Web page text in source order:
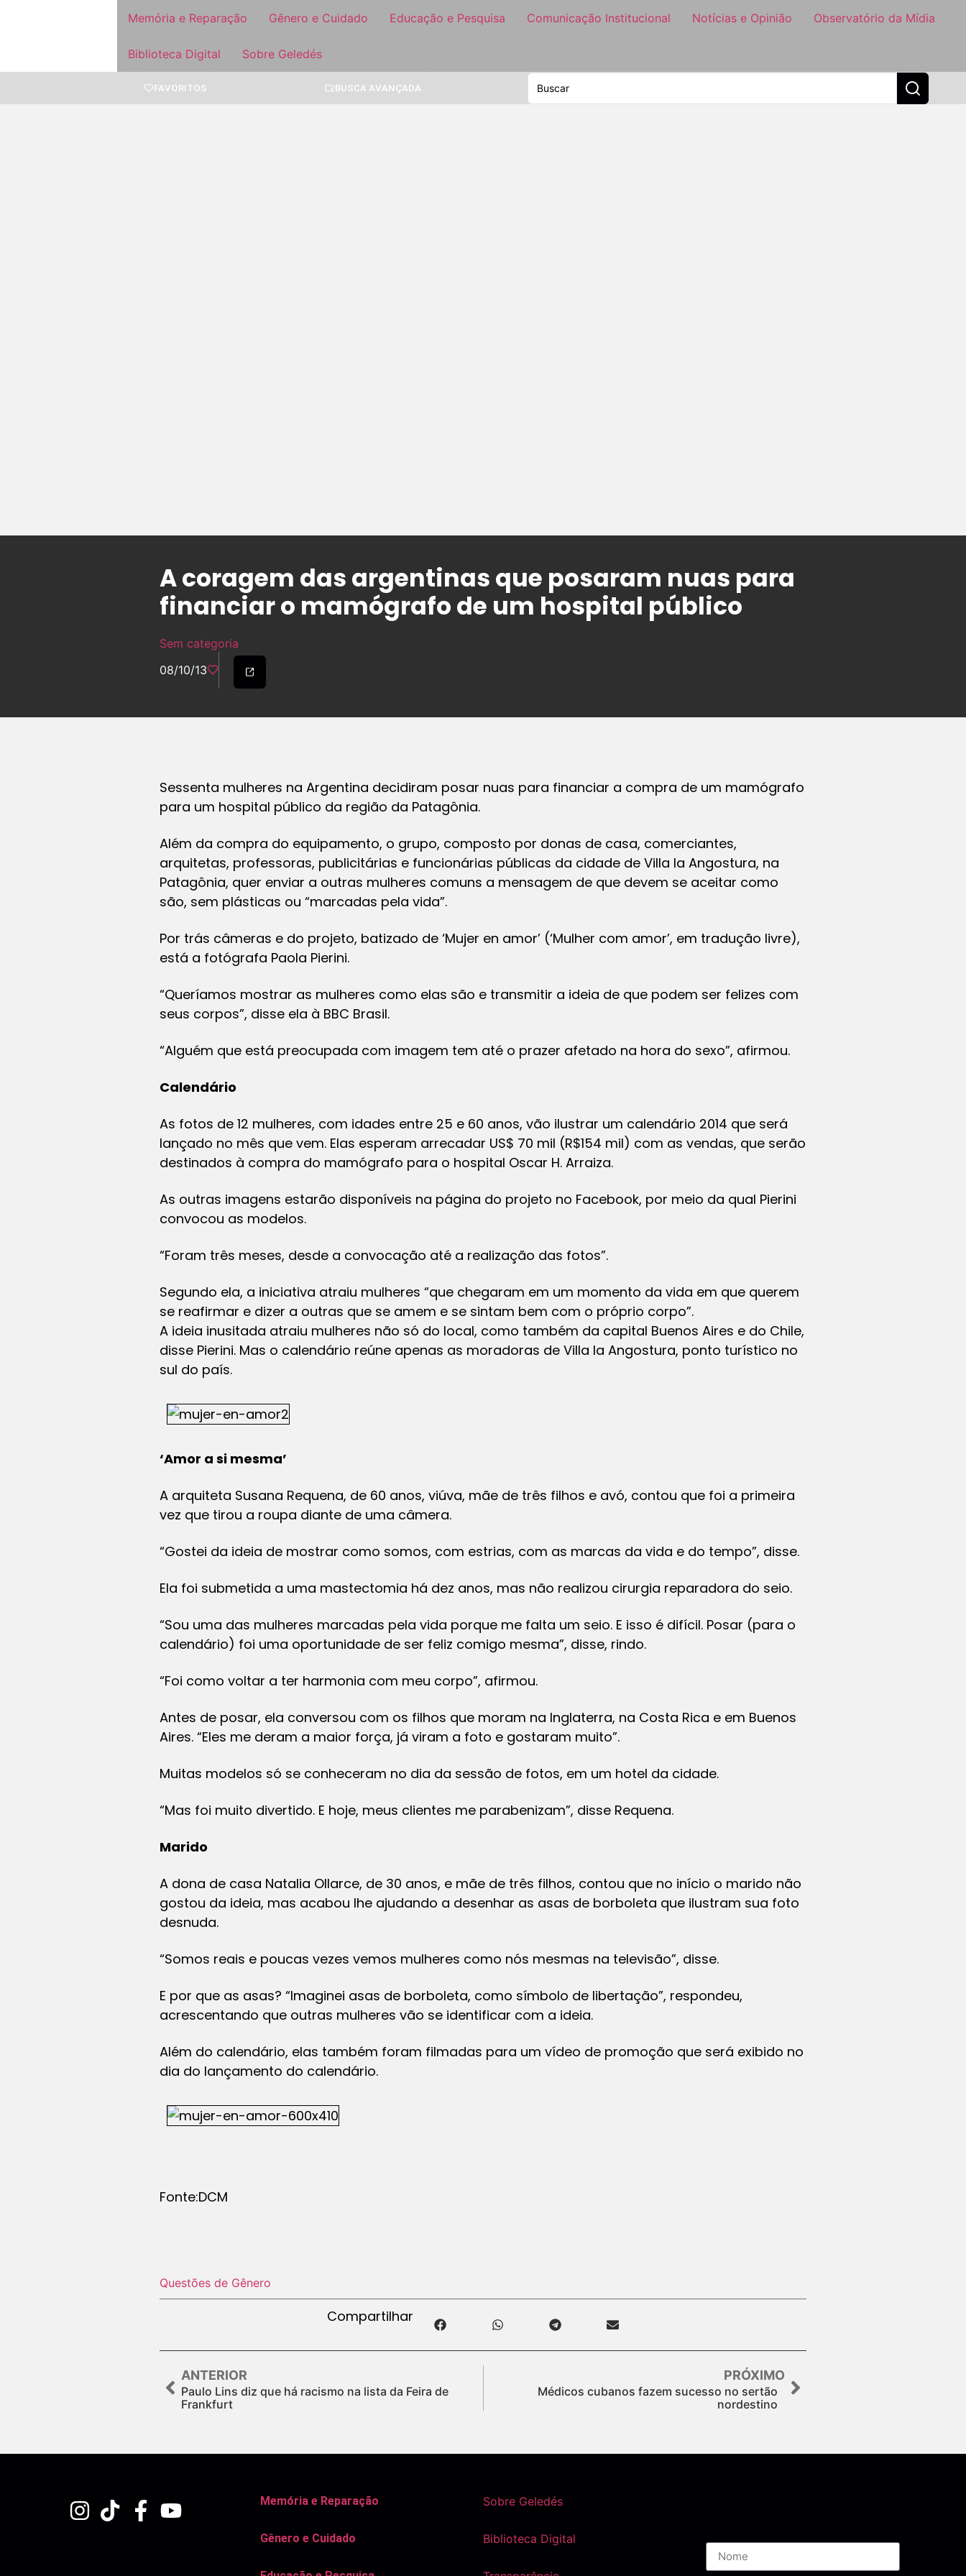
Memória e Reparação Gênero e Cuidado Educação e Pesquisa Comunicação Institucional Notícias e Opinião Observatório da Mídia
Biblioteca Digital Sobre Geledés
FAVORITOS BUSCA AVANÇADA
A coragem das argentinas que posaram nuas para
financiar o mamógrafo de um hospital público
Sem categoria
08/10/13
Sessenta mulheres na Argentina decidiram posar nuas para financiar a compra de um mamógrafo
para um hospital público da região da Patagônia.
Além da compra do equipamento, o grupo, composto por donas de casa, comerciantes,
arquitetas, professoras, publicitárias e funcionárias públicas da cidade de Villa la Angostura, na
Patagônia, quer enviar a outras mulheres comuns a mensagem de que devem se aceitar como
são, sem plásticas ou “marcadas pela vida”.
Por trás câmeras e do projeto, batizado de ‘Mujer en amor’ (‘Mulher com amor’, em tradução livre),
está a fotógrafa Paola Pierini.
“Queríamos mostrar as mulheres como elas são e transmitir a ideia de que podem ser felizes com
seus corpos”, disse ela à BBC Brasil.
“Alguém que está preocupada com imagem tem até o prazer afetado na hora do sexo”, afirmou.
Calendário
As fotos de 12 mulheres, com idades entre 25 e 60 anos, vão ilustrar um calendário 2014 que será
lançado no mês que vem. Elas esperam arrecadar US$ 70 mil (R$154 mil) com as vendas, que serão
destinados à compra do mamógrafo para o hospital Oscar H. Arraiza.
As outras imagens estarão disponíveis na página do projeto no Facebook, por meio da qual Pierini
convocou as modelos.
“Foram três meses, desde a convocação até a realização das fotos”.
Segundo ela, a iniciativa atraiu mulheres “que chegaram em um momento da vida em que querem
se reafirmar e dizer a outras que se amem e se sintam bem com o próprio corpo”.
A ideia inusitada atraiu mulheres não só do local, como também da capital Buenos Aires e do Chile,
disse Pierini. Mas o calendário reúne apenas as moradoras de Villa la Angostura, ponto turístico no
sul do país.
‘Amor a si mesma’
A arquiteta Susana Requena, de 60 anos, viúva, mãe de três filhos e avó, contou que foi a primeira
vez que tirou a roupa diante de uma câmera.
“Gostei da ideia de mostrar como somos, com estrias, com as marcas da vida e do tempo”, disse.
Ela foi submetida a uma mastectomia há dez anos, mas não realizou cirurgia reparadora do seio.
“Sou uma das mulheres marcadas pela vida porque me falta um seio. E isso é difícil. Posar (para o
calendário) foi uma oportunidade de ser feliz comigo mesma”, disse, rindo.
“Foi como voltar a ter harmonia com meu corpo”, afirmou.
Antes de posar, ela conversou com os filhos que moram na Inglaterra, na Costa Rica e em Buenos
Aires. “Eles me deram a maior força, já viram a foto e gostaram muito”.
Muitas modelos só se conheceram no dia da sessão de fotos, em um hotel da cidade.
“Mas foi muito divertido. E hoje, meus clientes me parabenizam”, disse Requena.
Marido
A dona de casa Natalia Ollarce, de 30 anos, e mãe de três filhos, contou que no início o marido não
gostou da ideia, mas acabou lhe ajudando a desenhar as asas de borboleta que ilustram sua foto
desnuda.
“Somos reais e poucas vezes vemos mulheres como nós mesmas na televisão”, disse.
E por que as asas? “Imaginei asas de borboleta, como símbolo de libertação”, respondeu,
acrescentando que outras mulheres vão se identificar com a ideia.
Além do calendário, elas também foram filmadas para um vídeo de promoção que será exibido no
dia do lançamento do calendário.
Fonte:DCM
Questões de Gênero
Compartilhar
ANTERIOR
Paulo Lins diz que há racismo na lista da Feira de
Frankfurt
PRÓXIMO
Médicos cubanos fazem sucesso no sertão
nordestino
Memória e Reparação
Gênero e Cuidado
Sobre Geledés
Biblioteca Digital